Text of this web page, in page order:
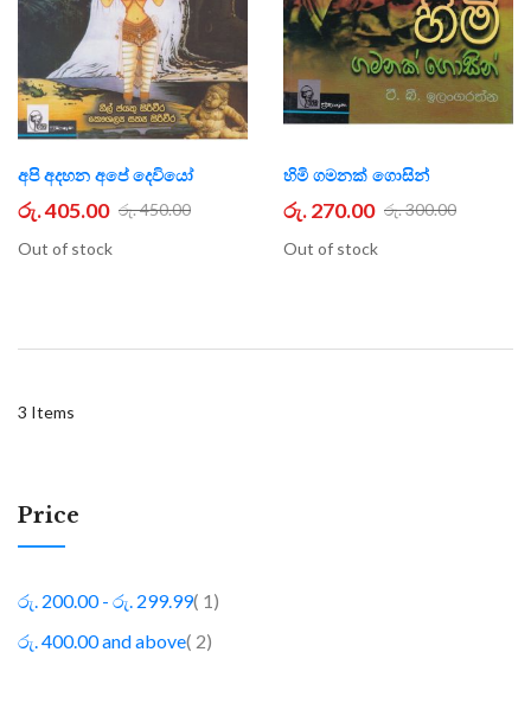
අපි අදහන අපේ දෙවියෝ
රු. 405.00 රු. 450.00
Out of stock
හිමි ගමනක් ගොසින්
රු. 270.00 රු. 300.00
Out of stock
3 Items
Price
රු. 200.00- රු. 299.99 1item
රු. 400.00and above 2item